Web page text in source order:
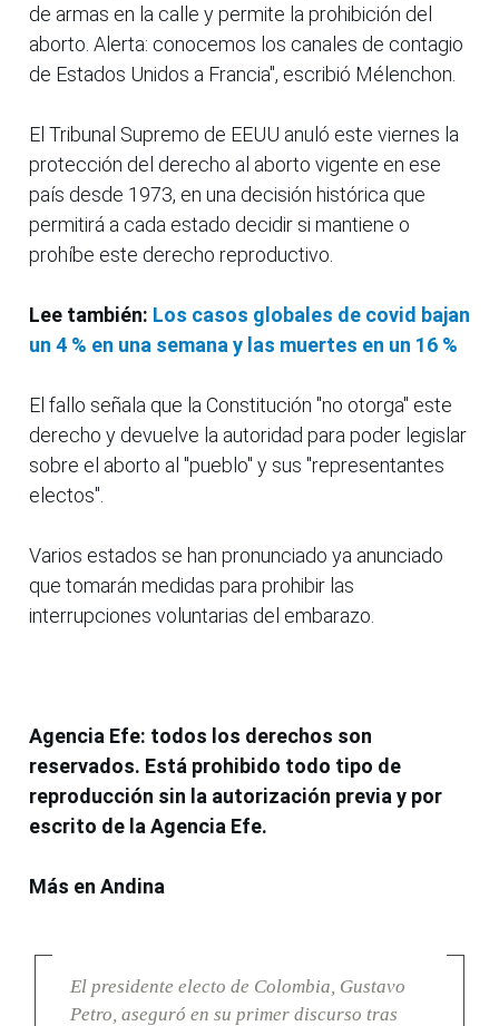
de armas en la calle y permite la prohibición del
aborto. Alerta: conocemos los canales de contagio
de Estados Unidos a Francia", escribió Mélenchon.
El Tribunal Supremo de EEUU anuló este viernes la
protección del derecho al aborto vigente en ese
país desde 1973, en una decisión histórica que
permitirá a cada estado decidir si mantiene o
prohíbe este derecho reproductivo.
Lee también: Los casos globales de covid bajan
un 4 % en una semana y las muertes en un 16 %
El fallo señala que la Constitución "no otorga" este
derecho y devuelve la autoridad para poder legislar
sobre el aborto al "pueblo" y sus "representantes
electos".
Varios estados se han pronunciado ya anunciado
que tomarán medidas para prohibir las
interrupciones voluntarias del embarazo.
Agencia Efe: todos los derechos son
reservados. Está prohibido todo tipo de
reproducción sin la autorización previa y por
escrito de la Agencia Efe.
Más en Andina
El presidente electo de Colombia, Gustavo
Petro, aseguró en su primer discurso tras